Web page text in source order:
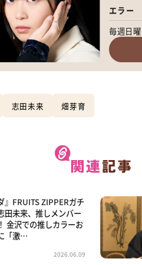
エラー
毎週日
志田未来 畑芽育
』FRUITS ZIPPERガチ
田未来、推しメンバー
金沢での推しカラーお
「激…
2026.06.09